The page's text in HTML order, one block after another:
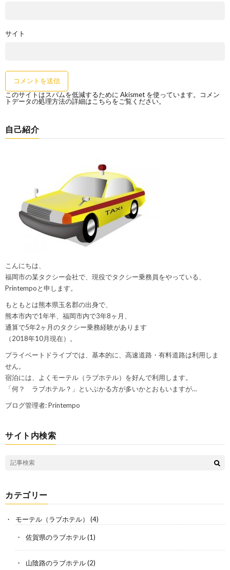
サイト
このサイトはスパムを低減するために Akismet を使っています。
コメン
トデータの処理方法の詳細はこちらをご覧ください。
自己紹介
こんにちは、
福岡市の某タクシー会社で、現役でタクシー乗務員をやっている、
Printempoと申します。
もともとは熊本県玉名郡の出身で、
熊本市内で1年半、福岡市内で3年8ヶ月、
通算で5年2ヶ月のタクシー乗務経験があります
（2018年10月現在）。
プライベートドライブでは、基本的に、高速道路・有料道路は利用しま
せん。
宿泊には、よくモーテル（ラブホテル）を好んで利用します。
「何？ ラブホテル？」といぶかる方が多いかとおもいますが…
ブログ管理者: Printempo
サイト内検索
カテゴリー
モーテル（ラブホテル） (4)
佐賀県のラブホテル(1)
山陰路のラブホテル(2)